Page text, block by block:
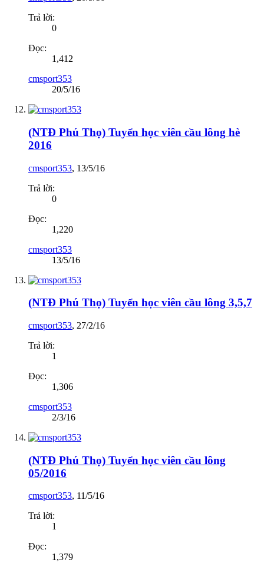
Trả lời:
0
Đọc:
1,412
cmsport353
20/5/16
(NTĐ Phú Thọ) Tuyển học viên cầu lông hè
2016
cmsport353, 13/5/16
Trả lời:
0
Đọc:
1,220
cmsport353
13/5/16
(NTĐ Phú Thọ) Tuyển học viên cầu lông 3,5,7
cmsport353, 27/2/16
Trả lời:
1
Đọc:
1,306
cmsport353
2/3/16
(NTĐ Phú Thọ) Tuyển học viên cầu lông
05/2016
cmsport353, 11/5/16
Trả lời:
1
Đọc:
1,379